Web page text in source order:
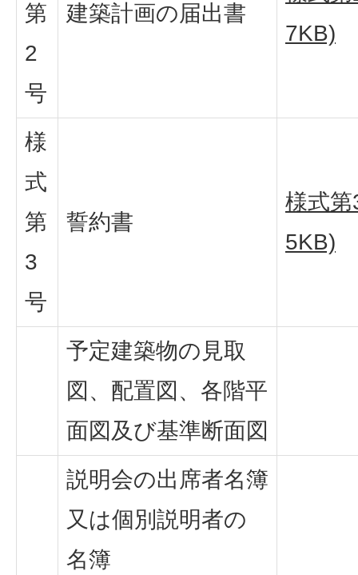
第
2
号
建築計画の届出書
7KB)
様
式
第
3
号
誓約書
様式
5KB)
予定建築物の見取
図、配置図、各階平
面図及び基準断面図
説明会の出席者名簿
又は個別説明者の
名簿